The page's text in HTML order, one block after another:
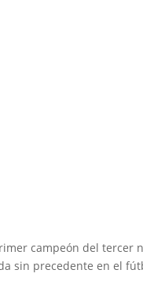
campeón del tercer
sin precedente en el